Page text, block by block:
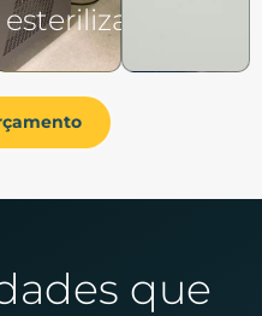
esterilização
que